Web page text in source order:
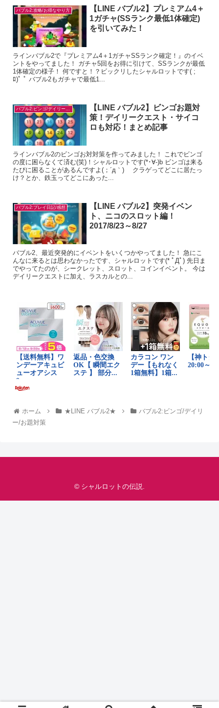
バブル2:攻略/お得なやり方
【LINE バブル2】プレミアム4＋
1ガチャ(SSランク最低1体確定)
を引いてみた！
ラインバブル2で『プレミアム4＋1ガチャSSランク確定！』のイベ
ントをやってました！ ガチャ5回をお得に引けて、SSランクが最低
1体確定の様子！ 何ですと！？ビックリしたシャルロットです( ;
ﾛ)ﾟ ﾟ バブル2もガチャで最低1...
バブル2:ビンゴ/デイリー/お題対策
【LINE バブル2】ビンゴお題対
策！デイリークエスト・サイコ
ロも対応！まとめ記事
ラインバブル2のビンゴお対対策を作ってみました！ これでビンゴ
の度に困らなくて済む(笑)！シャルロットです(*･∀-)b ビンゴは来る
たびに困ることがあるんですよ(；´д｀)ゞ クラゲってどこに居たっ
け？とか、鉄玉ってどこにあった...
バブル2:プレイ日記/感想
【LINE バブル2】突発イベン
ト、ニコのスロット編！
2017/8/23～8/27
バブル2、最近突発的にイベントをいくつかやってました！ 急にこ
んなに来るとは思わなかったです、シャルロットです(* ﾟДﾟ) 先日ま
でやってたのが、シークレット、スロット、コインイベント。 今は
デイリークエストに加え、ラスカルとの...
ホーム ★LINE バブル2★
バブル2:ビンゴ/デイリ
ー/お題対策
© シャルロットの伝説.